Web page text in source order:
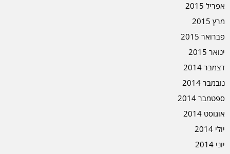
אפריל 2015
מרץ 2015
פברואר 2015
ינואר 2015
דצמבר 2014
נובמבר 2014
ספטמבר 2014
אוגוסט 2014
יולי 2014
יוני 2014